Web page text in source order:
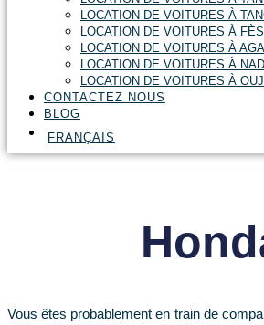
LOCATION DE VOITURES À
LOCATION DE VOITURES À FÈS
LOCATION DE VOITURES À
LOCATION DE VOITURES À
LOCATION DE VOITURES À
CONTACTEZ NOUS
BLOG
FRANÇAIS
Vous êtes probablement en train de